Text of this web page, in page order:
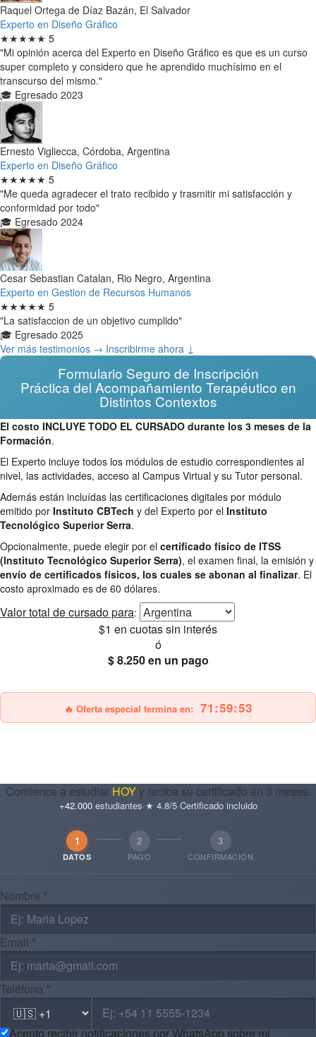
Raquel Ortega de Díaz Bazán, El Salvador
Experto en Diseño Gráfico
★★★★★ 5
"Mi opinión acerca del Experto en Diseño Gráfico es que es un curso
super completo y considero que he aprendido muchísimo en el
transcurso del mismo."
🎓 Egresado 2023
Ernesto Vigliecca, Córdoba, Argentina
Experto en Diseño Gráfico
★★★★★ 5
"Me queda agradecer el trato recibido y trasmitir mi satisfacción y
conformidad por todo"
🎓 Egresado 2024
Cesar Sebastian Catalan, Rio Negro, Argentina
Experto en Gestion de Recursos Humanos
★★★★★ 5
"La satisfaccion de un objetivo cumplido"
🎓 Egresado 2025
Ver más testimonios → Inscribirme ahora ↓
Formulario Seguro de Inscripción
Práctica del Acompañamiento Terapéutico en
Distintos Contextos
El costo INCLUYE TODO EL CURSADO durante los 3 meses de la
Formación.
El Experto incluye todos los módulos de estudio correspondientes al
nivel, las actividades, acceso al Campus Virtual y su Tutor personal.
Además están incluídas las certificaciones digitales por módulo
emitido por Instituto CBTech y del Experto por el Instituto
Tecnológico Superior Serra.
Opcionalmente, puede elegir por el certificado físico de ITSS
(Instituto Tecnológico Superior Serra), el examen final, la emisión y
envío de certificados físicos, los cuales se abonan al finalizar. El
costo aproximado es de 60 dólares.
Valor total de cursado para:
$1 en cuotas sin interés
ó
$ 8.250en un pago
🔥 Oferta especial termina en: 71:59:51
Comience a estudiar HOYy reciba su certificado en 3 meses.
+42.000estudiantes·★ 4.8/5·Certificado incluido
1
DATOS
2
PAGO
3
CONFIRMACIÓN
Nombre *
Email *
Teléfono *
Acepto recibir notificaciones por WhatsApp sobre mi